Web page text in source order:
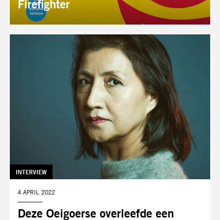
Firefighter
Deze Oeigoerse overleefde een
TAG:
INTERVIEW
DATUM:
4 APRIL 2022